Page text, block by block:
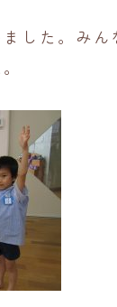
した。み